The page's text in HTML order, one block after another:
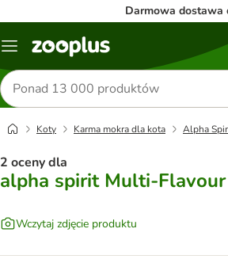
Darmowa dostawa
Menu
Szukaj
produktów
Koty Karma mokra dla kota Alpha
2 oceny dla
alpha spirit Multi-Flavour
Wczytaj zdjęcie produktu